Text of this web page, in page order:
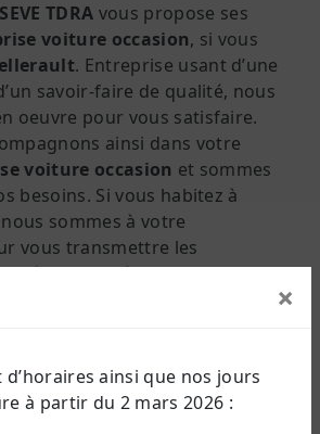
×
d’horaires ainsi que nos jours
à partir du 2 mars 2026 :
TDRA vous propose ses
voiture occasion, si vous
. Entreprise usant d’une
savoir-faire de qualité, nous
oeuvre pour vous satisfaire.
ainsi dans votre
voiture occasion et sommes
besoins. Si vous habitez à
sommes à votre
vous transmettre les
nécessaires à votre projet de
équipe est qualifiée et
et rigueur.